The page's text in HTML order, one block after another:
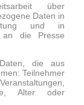
über
Daten in
und in
an die Presse
die aus
Teilnehmer
Alter oder